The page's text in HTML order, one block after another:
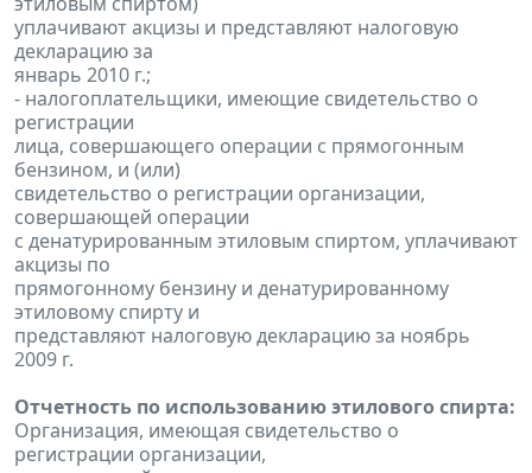
уплачивают акцизы и представляют налоговую
декларацию за
январь 2010 г.;
- налогоплательщики, имеющие свидетельство о
регистрации
лица, совершающего операции с прямогонным
бензином, и (или)
свидетельство о регистрации организации,
совершающей операции
с денатурированным этиловым спиртом, уплачивают
акцизы по
прямогонному бензину и денатурированному
этиловому спирту и
представляют налоговую декларацию за ноябрь
2009 г.
Отчетность по использованию этилового спирта:
Организация, имеющая свидетельство о
регистрации организации,